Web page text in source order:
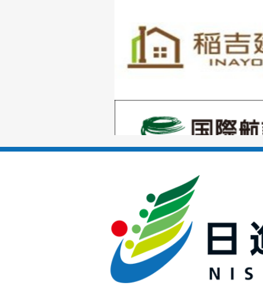
枚
目
ラ
枚
ス
ラ
イ
1
枚
目